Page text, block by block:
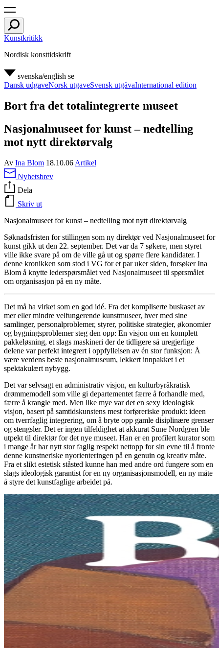
Kunstkritikk
Nordisk konsttidskrift
svenska/english se
Dansk udgaveNorsk utgaveSvensk utgåvaInternational edition
Bort fra det totalintegrerte museet
Nasjonalmuseet for kunst – nedtelling
mot nytt direktørvalg
Av Ina Blom 18.10.06 Artikel
Nyhetsbrev
Dela
Skriv ut
Nasjonalmuseet for kunst – nedtelling mot nytt direktørvalg
Søknadsfristen for stillingen som ny direktør ved Nasjonalmuseet for
kunst gikk ut den 22. september. Det var da 7 søkere, men styret
ville ikke svare på om de ville gå ut og spørre flere kandidater. I
denne kronikken som stod i VG for et par uker siden, forsøker Ina
Blom å knytte lederspørsmålet ved Nasjonalmuseet til spørsmålet
om organisasjon på en ny måte.
Det må ha virket som en god idé. Fra det kompliserte buskaset av
mer eller mindre velfungerende kunstmuseer, hver med sine
samlinger, personalproblemer, styrer, politiske strategier, økonomier
og bygningsproblemer steg den opp: En visjon om en komplett
pakkeløsning, et slags maskineri der de tidligere så uregjerlige
delene var perfekt integrert i oppfyllelsen av én stor funksjon: Å
være verdens beste nasjonalmuseum, lekkert innpakket i et
spektakulært nybygg.
Det var selvsagt en administrativ visjon, en kulturbyråkratisk
drømmemodell som ville gi departementet færre å forhandle med,
færre å krangle med. Men like mye var det en sexy ideologisk
visjon, basert på samtidskunstens mest forføreriske produkt: ideen
om tverrfaglig integrering, om å bryte opp gamle disiplinære grenser
og stengsler. Det er ingen tilfeldighet at akkurat Sune Nordgren ble
utpekt til direktør for det nye museet. Han er en profilert kurator som
i mange år har nytt stor faglig respekt nettopp for sin evne til å fronte
denne kunstneriske nyorienteringen på en genuin og kreativ måte.
Fra et slikt estetisk ståsted kunne han med andre ord fungere som en
slags ideologisk garantist for en ny organisasjonsmodell, en ny måte
å styre det kunstfaglige arbeidet på.